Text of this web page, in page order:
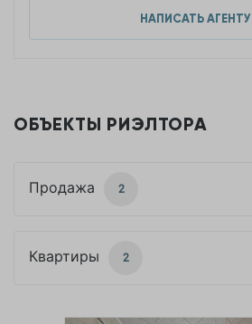
НАПИСАТЬ АГЕНТУ
ОБЪЕКТЫ РИЭЛТОРА
Продажа 2
Квартиры 2